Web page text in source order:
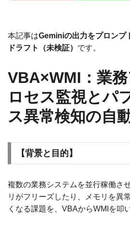
本記事はGeminiの出力をプロンプ
ドラフト（未検証） です。
VBA×WMI：業
ロセス監視とパ
ス異常検知の自
【背景と目的】
複数の業務システムを並行稼働さ
リがフリーズしたり、メモリを異
くなる課題を、VBAからWMIを叩